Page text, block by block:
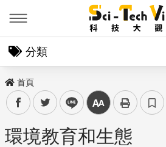
分類
首頁
facebooktwitter line 中
環境教育和生態